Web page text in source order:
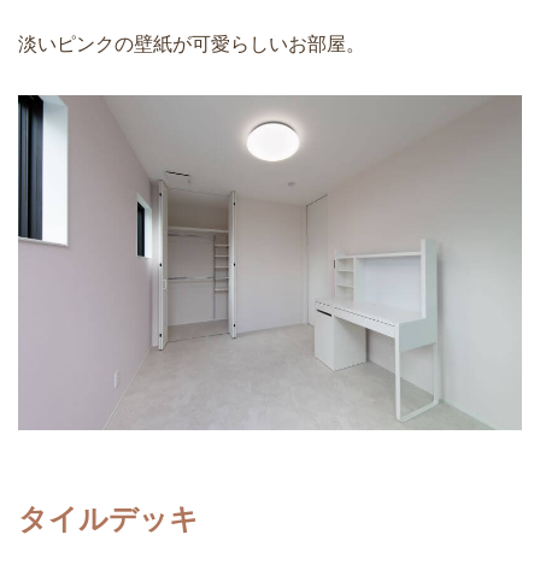
淡いピンクの壁紙が可愛らしいお部屋。
タイルデッキ